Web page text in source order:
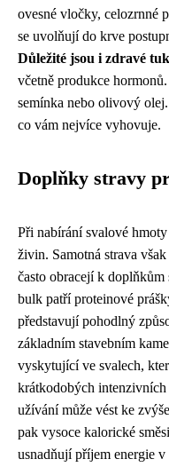
ovesné vločky, celozrnné
se uvolňují do krve
Důležité jsou i zdravé
včetně produkce
semínka nebo olivový
co vám nejvíce vyhovuje.
Doplňky stravy
Při nabírání svalové
živin. Samotná strava
často obracejí k
bulk patří proteinové
představují pohodlný
základním stavebním
vyskytující ve svalech,
krátkodobých
užívání může vést ke
pak vysoce kalorické
usnadňují příjem energie